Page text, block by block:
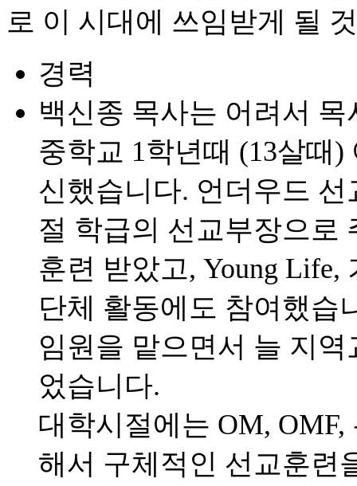
로 이 시대에 쓰임받게 될
경력
백신종 목사는 어려서
중학교 1학년때 (13살때
신했습니다. 언더우드
절 학급의 선교부장으로
훈련 받았고, Young
단체 활동에도 참여했습
임원을 맡으면서 늘 지
었습니다.
대학시절에는 OM,
해서 구체적인 선교훈련